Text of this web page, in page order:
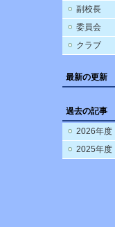
副校長
委員会
クラブ
最新の更新
過去の記事
2026年度
2025年度